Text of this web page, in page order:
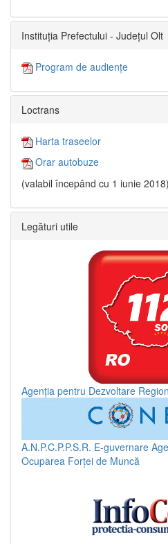
Instituția Prefectului - Județul Olt
Program de audiențe
Loctrans
Harta traseelor
Orar autobuze
(valabil începând cu 1 iunie 2018)
Legături utile
Agenția pentru Dezvoltare
A.N.P.C.P.P.S.R. E-guvernare
Ocuparea Forței de Muncă